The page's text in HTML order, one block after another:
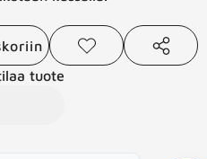
Lisää
toivelistaan
Jaa
tuote